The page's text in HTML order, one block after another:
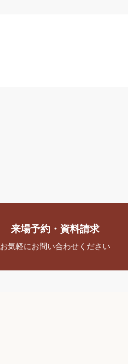
来場予約・資料請求
お気軽にお問い合わせください